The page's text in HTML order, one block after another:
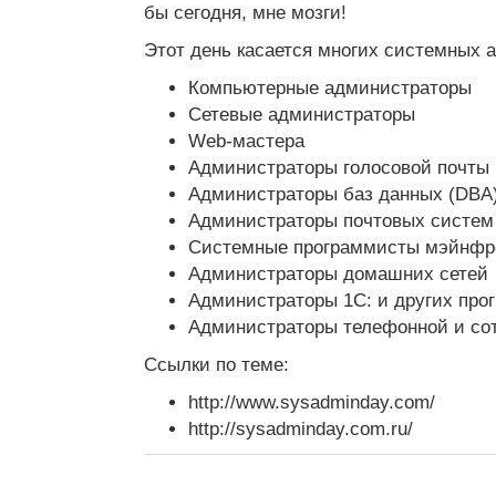
бы сегодня, мне мозги!
Этот день касается многих системных
Компьютерные администраторы
Сетевые администраторы
Web-мастера
Администраторы голосовой почты
Администраторы баз данных
Администраторы почтовых систем
Системные программисты
Администраторы домашних сетей
Администраторы 1С: и других
Администраторы телефонной и
Ссылки по теме:
http://www.sysadminday.com/
http://sysadminday.com.ru/